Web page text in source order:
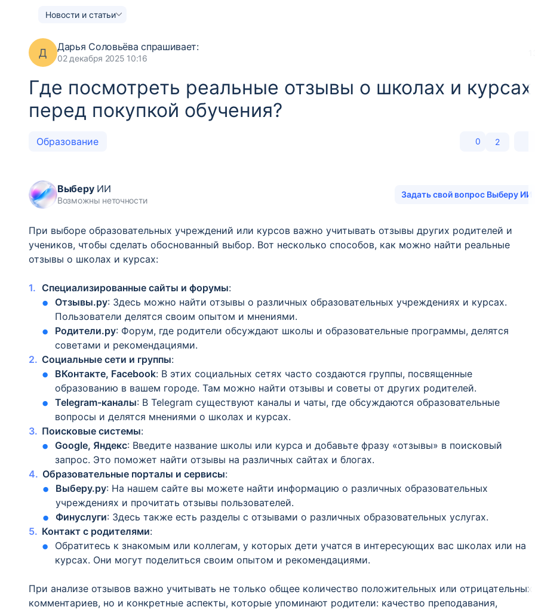
Новости и статьи
Д Дарья Соловьёва спрашивает:
02 декабря 2025 10:16
Где посмотреть реальные отзывы о школах и курсах
перед покупкой обучения?
Образование 0 2
ВыберуИИ
Возможны неточности
Задать свой вопрос Выберу ИИ
При выборе образовательных учреждений или курсов важно учитывать отзывы других родителей и
учеников, чтобы сделать обоснованный выбор. Вот несколько способов, как можно найти реальные
отзывы о школах и курсах:
Специализированные сайты и форумы:
Отзывы.ру: Здесь можно найти отзывы о различных образовательных учреждениях и курсах.
Пользователи делятся своим опытом и мнениями.
Родители.ру: Форум, где родители обсуждают школы и образовательные программы, делятся
советами и рекомендациями.
Социальные сети и группы:
ВКонтакте, Facebook: В этих социальных сетях часто создаются группы, посвященные
образованию в вашем городе. Там можно найти отзывы и советы от других родителей.
Telegram-каналы: В Telegram существуют каналы и чаты, где обсуждаются образовательные
вопросы и делятся мнениями о школах и курсах.
Поисковые системы:
Google, Яндекс: Введите название школы или курса и добавьте фразу «отзывы» в поисковый
запрос. Это поможет найти отзывы на различных сайтах и блогах.
Образовательные порталы и сервисы:
Выберу.ру: На нашем сайте вы можете найти информацию о различных образовательных
учреждениях и прочитать отзывы пользователей.
Финуслуги: Здесь также есть разделы с отзывами о различных образовательных услугах.
Контакт с родителями:
Обратитесь к знакомым или коллегам, у которых дети учатся в интересующих вас школах или на
курсах. Они могут поделиться своим опытом и рекомендациями.
При анализе отзывов важно учитывать не только общее количество положительных или отрицательных
комментариев, но и конкретные аспекты, которые упоминают родители: качество преподавания,